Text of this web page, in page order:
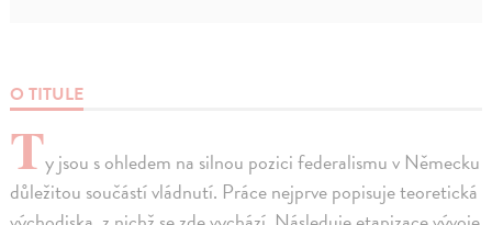
O TITULE
Ty jsou s ohledem na silnou pozici federalismu v Německu
důležitou součástí vládnutí. Práce nejprve popisuje teoretická